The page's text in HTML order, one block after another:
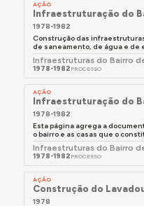
a DGSB; o arquivo
acompanha a
pelos diferentes
suas competências; o
absorvido pelos
as competência no
coordenação
prestado às
para a Comissão
Algarve (CCRA) e
Técnico (GAT's)
geográficas de
De notar que, apesar
AÇÃO
Infraestruturação do
1978-1982
Construção das
de saneamento, de água e de
Infraestruturas do Bairro
1978-1982 PROCESSO
AÇÃO
Infraestruturação do
1978-1982
Esta página agrega a
o bairro e as casas que o
Infraestruturas do Bairro
1978-1982 PROCESSO
AÇÃO
Construção do
1978